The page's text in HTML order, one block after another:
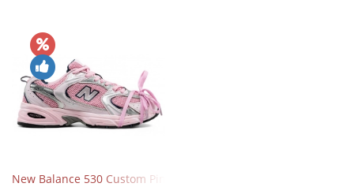
New Balance 530 Custom Pink Silver розовые